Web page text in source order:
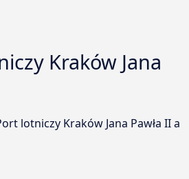
Kraków Jana
lotniczy Kraków Jana Pawła II a